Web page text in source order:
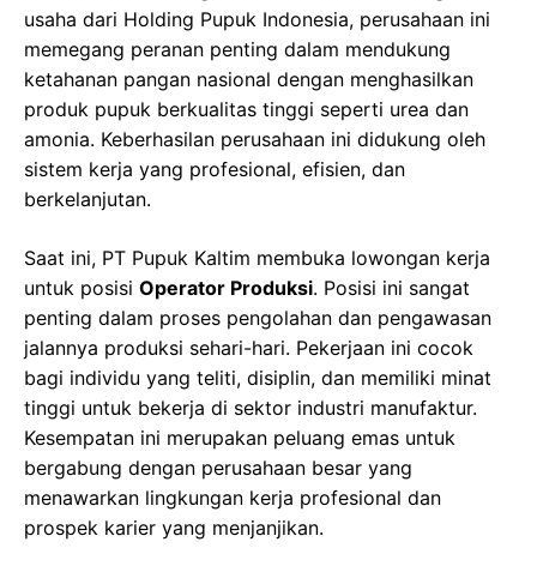
usaha dari Holding Pupuk Indonesia, perusahaan ini
memegang peranan penting dalam mendukung
ketahanan pangan nasional dengan menghasilkan
produk pupuk berkualitas tinggi seperti urea dan
amonia. Keberhasilan perusahaan ini didukung oleh
sistem kerja yang profesional, efisien, dan
berkelanjutan.
Saat ini, PT Pupuk Kaltim membuka lowongan kerja
untuk posisi Operator Produksi. Posisi ini sangat
penting dalam proses pengolahan dan pengawasan
jalannya produksi sehari-hari. Pekerjaan ini cocok
bagi individu yang teliti, disiplin, dan memiliki minat
tinggi untuk bekerja di sektor industri manufaktur.
Kesempatan ini merupakan peluang emas untuk
bergabung dengan perusahaan besar yang
menawarkan lingkungan kerja profesional dan
prospek karier yang menjanjikan.